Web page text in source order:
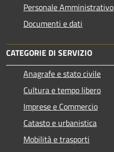
Personale Amministrativo
Documenti e dati
CATEGORIE DI SERVIZIO
Anagrafe e stato civile
Cultura e tempo libero
Imprese e Commercio
Catasto e urbanistica
Mobilità e trasporti